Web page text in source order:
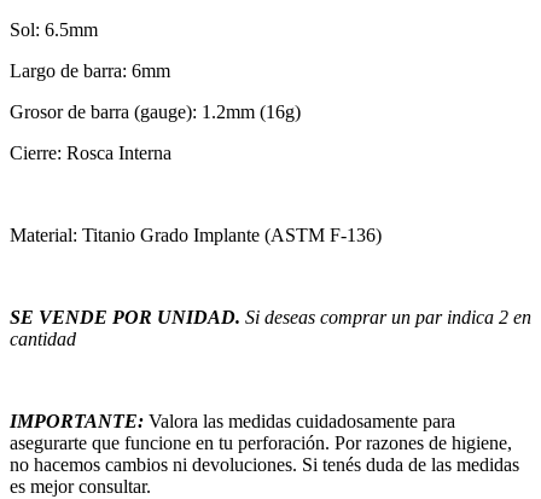
Sol: 6.5mm
Largo de barra: 6mm
Grosor de barra (gauge): 1.2mm (16g)
Cierre: Rosca Interna
Material: Titanio Grado Implante (ASTM F-136)
SE VENDE POR UNIDAD. Si deseas comprar un par indica 2 en
cantidad
IMPORTANTE: Valora las medidas cuidadosamente para
asegurarte que funcione en tu perforación. Por razones de higiene,
no hacemos cambios ni devoluciones. Si tenés duda de las medidas
es mejor consultar.